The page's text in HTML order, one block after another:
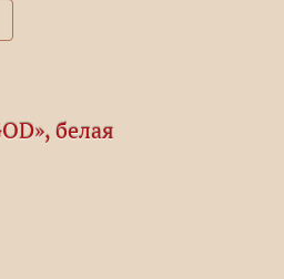
белая